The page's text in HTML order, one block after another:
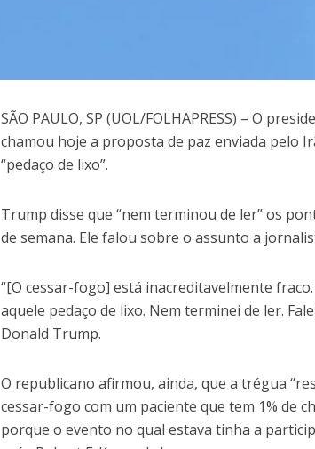
SÃO PAULO, SP (UOL/FOLHAPRESS) – O
chamou hoje a proposta de paz enviada pelo
“pedaço de lixo”.
Trump disse que “nem terminou de ler” os
de semana. Ele falou sobre o assunto a
“[O cessar-fogo] está inacreditavelmente
aquele pedaço de lixo. Nem terminei de ler.
Donald Trump.
O republicano afirmou, ainda, que a trégua
cessar-fogo com um paciente que tem 1% de
porque o evento no qual estava tinha a